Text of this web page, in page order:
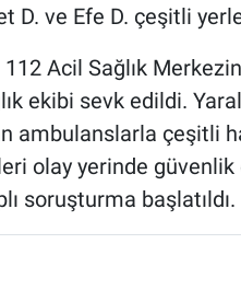
D. ve Efe D. çeşitli
Acil Sağlık
ekibi sevk edildi.
ambulanslarla çeşitli
olay yerinde güvenlik
soruşturma başlatıldı.